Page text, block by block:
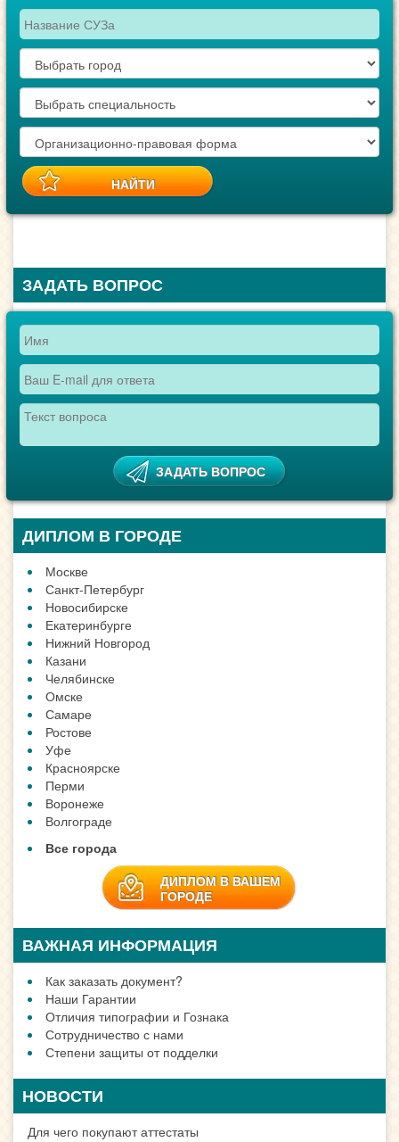
ЗАДАТЬ ВОПРОС
ДИПЛОМ В ГОРОДЕ
Москве
Санкт-Петербург
Новосибирске
Екатеринбурге
Нижний Новгород
Казани
Челябинске
Омске
Самаре
Ростове
Уфе
Красноярске
Перми
Воронеже
Волгограде
Все города
ДИПЛОМ В ВАШЕМ
ГОРОДЕ
ВАЖНАЯ ИНФОРМАЦИЯ
Как заказать документ?
Наши Гарантии
Отличия типографии и Гознака
Сотрудничество с нами
Степени защиты от подделки
НОВОСТИ
Для чего покупают аттестаты